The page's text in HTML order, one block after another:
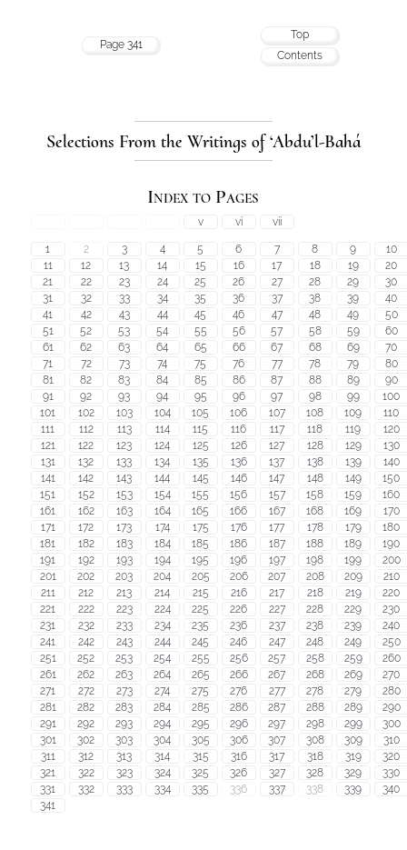
Page 341
Top
Contents
Selections From the Writings of ‘Abdu’l-Bahá
Index to Pages
v vi vii
1 2 3 4 5 6 7 8 9
10
11
12 13 14 15 16 17 18 19
20
21
22 23 24 25 26 27 28 29
30
31
32 33 34 35 36 37 38 39
40
41
42 43 44 45 46 47 48 49
50
51
52 53 54 55 56 57 58 59
60
61
62 63 64 65 66 67 68 69
70
71
72 73 74 75 76 77 78 79
80
81
82 83 84 85 86 87 88 89
90
91
92 93 94 95 96 97 98 99
100
101
102 103 104 105 106 107 108 109
110
111
112 113 114 115 116 117 118 119
120
121
122 123 124 125 126 127 128 129
130
131
132 133 134 135 136 137 138 139
140
141
142 143 144 145 146 147 148 149
150
151
152 153 154 155 156 157 158 159
160
161
162 163 164 165 166 167 168 169
170
171
172 173 174 175 176 177 178 179
180
181
182 183 184 185 186 187 188 189
190
191
192 193 194 195 196 197 198 199
200
201
202 203 204 205 206 207 208 209
210
211
212 213 214 215 216 217 218 219
220
221
222 223 224 225 226 227 228 229
230
231
232 233 234 235 236 237 238 239
240
241
242 243 244 245 246 247 248 249
250
251
252 253 254 255 256 257 258 259
260
261
262 263 264 265 266 267 268 269
270
271
272 273 274 275 276 277 278 279
280
281
282 283 284 285 286 287 288 289
290
291
292 293 294 295 296 297 298 299
300
301
302 303 304 305 306 307 308 309
310
311
312 313 314 315 316 317 318 319
320
321
322 323 324 325 326 327 328 329
330
331
332 333 334 335 336 337 338 339
340
341